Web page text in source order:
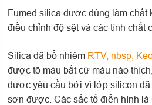
Fumed silica được dùng làm chất
điều chỉnh độ sệt và các tính chất
Silica đã bổ nhiệm RTV, nbsp;
được tô màu bất cứ màu nào
được yêu cầu bởi vì lớp silicon
sơn được. Các sắc tố điển hình là